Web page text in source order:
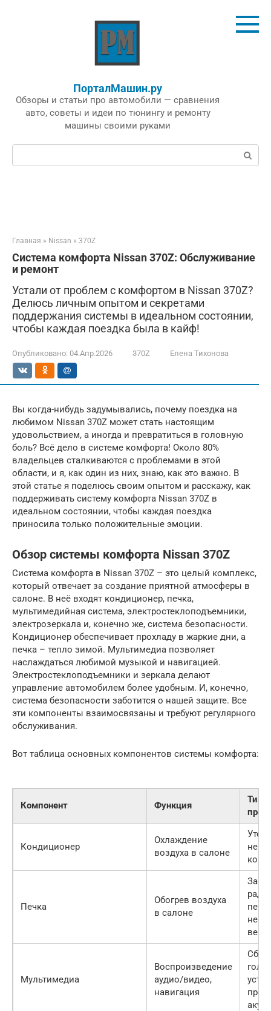
ПорталМашин.ру
Обзоры и статьи про автомобили — сравнения
авто, советы и идеи по тюнингу и ремонту
машины своими руками
Поиск:
Главная » Nissan » 370Z
Система комфорта Nissan 370Z: Обслуживание
и ремонт
Устали от проблем с комфортом в Nissan 370Z?
Делюсь личным опытом и секретами
поддержания системы в идеальном состоянии,
чтобы каждая поездка была в кайф!
Опубликовано: 04.Апр.2026 370Z Елена Тихонова
Вы когда-нибудь задумывались, почему поездка на
любимом Nissan 370Z может стать настоящим
удовольствием, а иногда и превратиться в головную
боль? Всё дело в системе комфорта! Около 80%
владельцев сталкиваются с проблемами в этой
области, и я, как один из них, знаю, как это важно. В
этой статье я поделюсь своим опытом и расскажу, как
поддерживать систему комфорта Nissan 370Z в
идеальном состоянии, чтобы каждая поездка
приносила только положительные эмоции.
Обзор системы комфорта Nissan 370Z
Система комфорта в Nissan 370Z – это целый комплекс,
который отвечает за создание приятной атмосферы в
салоне. В неё входят кондиционер, печка,
мультимедийная система, электростеклоподъемники,
электрозеркала и, конечно же, система безопасности.
Кондиционер обеспечивает прохладу в жаркие дни, а
печка – тепло зимой. Мультимедиа позволяет
наслаждаться любимой музыкой и навигацией.
Электростеклоподъемники и зеркала делают
управление автомобилем более удобным. И, конечно,
система безопасности заботится о нашей защите. Все
эти компоненты взаимосвязаны и требуют регулярного
обслуживания.
Вот таблица основных компонентов системы комфорта:
Компонент Функция
Кондиционер
Охлаждение
воздуха в салоне
Печка
Обогрев воздуха
в салоне
Мультимедиа
Воспроизведение
аудио/видео,
навигация
Сбои